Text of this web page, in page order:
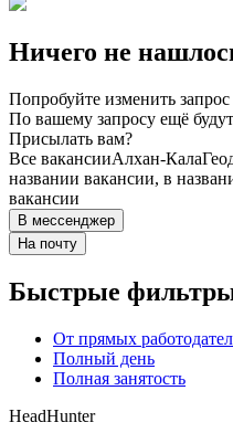
Ничего не
Попробуйте изменить
По вашему запросу ещё
Присылать вам?
Все вакансииАлхан-Кала
названии вакансии, в
вакансии
В мессенджер
На почту
Быстрые
От прямых
Полный день
Полная занятость
HeadHunter